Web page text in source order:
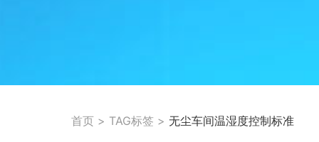
首页 > TAG标签 > 无尘车间温湿度控制标准